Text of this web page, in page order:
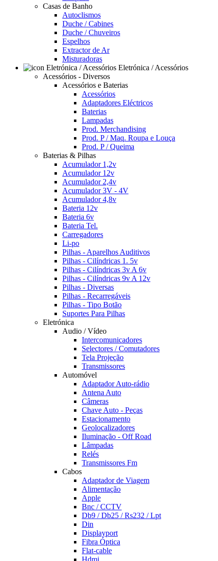
Casas de Banho
Autoclismos
Duche / Cabines
Duche / Chuveiros
Espelhos
Extractor de Ar
Misturadoras
Eletrónica / Acessórios
Acessórios - Diversos
Acessórios e Baterias
Acessórios
Adaptadores Eléctricos
Baterias
Lampadas
Prod. Merchandising
Prod. P / Maq. Roupa e Louça
Prod. P / Queima
Baterias & Pilhas
Acumulador 1,2v
Acumulador 12v
Acumulador 2,4v
Acumulador 3V - 4V
Acumulador 4,8v
Bateria 12v
Bateria 6v
Bateria Tel.
Carregadores
Li-po
Pilhas - Aparelhos Auditivos
Pilhas - Cilíndricas 1. 5v
Pilhas - Cilíndricas 3v A 6v
Pilhas - Cilíndricas 9v A 12v
Pilhas - Diversas
Pilhas - Recarregáveis
Pilhas - Tipo Botão
Suportes Para Pilhas
Eletrónica
Audio / Vídeo
Intercomunicadores
Selectores / Comutadores
Tela Projeção
Transmissores
Automóvel
Adaptador Auto-rádio
Antena Auto
Câmeras
Chave Auto - Peças
Estacionamento
Geolocalizadores
Iluminação - Off Road
Lâmpadas
Relés
Transmissores Fm
Cabos
Adaptador de Viagem
Alimentação
Apple
Bnc / CCTV
Db9 / Db25 / Rs232 / Lpt
Din
Displayport
Fibra Óptica
Flat-cable
Hdmi